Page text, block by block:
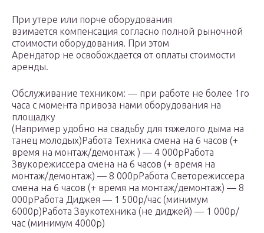
При утере или порче оборудования
взимается компенсация согласно полной рыночной
стоимости оборудования. При этом
Арендатор не освобождается от оплаты стоимости
аренды.
Обслуживание техником: — при работе не более 1го
часа с момента привоза нами оборудования на
площадку
(Например удобно на свадьбу для тяжелого дыма на
танец молодых)Работа Техника смена на 6 часов (+
время на монтаж/демонтаж ) — 4 000рРабота
Звукорежиссера смена на 6 часов (+ время на
монтаж/демонтаж) — 8 000рРабота Светорежиссера
смена на 6 часов (+ время на монтаж/демонтаж) — 8
000рРабота Диджея — 1 500р/час (минимум
6000р)Работа Звукотехника (не диджей) — 1 000р/
час (минимум 4000р)